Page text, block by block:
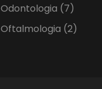
Odontologia (7)
Oftalmologia (2)